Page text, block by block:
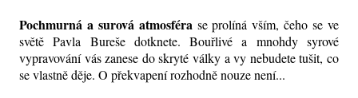
Pochmurná a surová atmosféra se prolíná vším, čeho se ve
světě Pavla Bureše dotknete. Bouřlivé a mnohdy syrové
vypravování vás zanese do skryté války a vy nebudete tušit, co
se vlastně děje. O překvapení rozhodně nouze není...